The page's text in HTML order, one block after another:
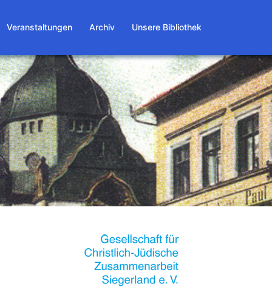
Veranstaltungen Archiv Unsere Bibliothek